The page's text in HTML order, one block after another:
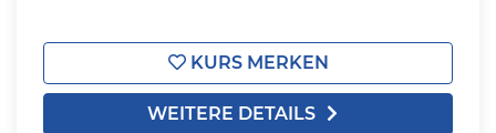
KURS MERKEN
WEITERE DETAILS